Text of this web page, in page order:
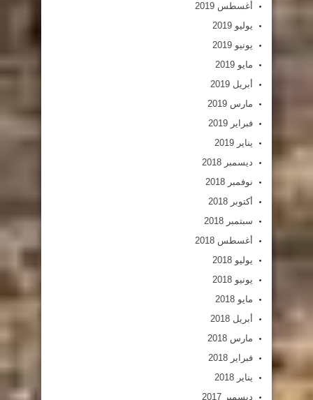
أغسطس 2019
يوليو 2019
يونيو 2019
مايو 2019
أبريل 2019
مارس 2019
فبراير 2019
يناير 2019
ديسمبر 2018
نوفمبر 2018
أكتوبر 2018
سبتمبر 2018
أغسطس 2018
يوليو 2018
يونيو 2018
مايو 2018
أبريل 2018
مارس 2018
فبراير 2018
يناير 2018
ديسمبر 2017